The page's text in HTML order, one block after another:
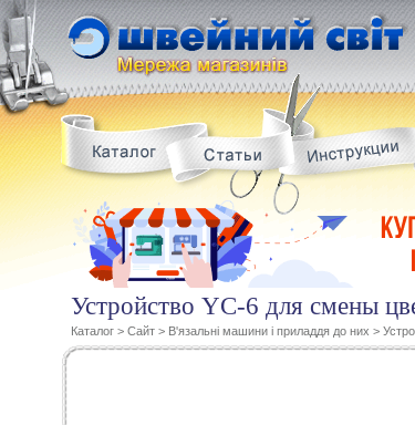
Устройство YC-6 для смены
Каталог> Сайт> В'язальні машини і приладдя до них >